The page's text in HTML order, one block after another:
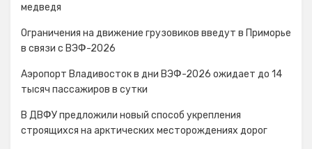
медведя
Ограничения на движение грузовиков введут в Приморье
в связи с ВЭФ-2026
Аэропорт Владивосток в дни ВЭФ-2026 ожидает до 14
тысяч пассажиров в сутки
В ДВФУ предложили новый способ укрепления
строящихся на арктических месторождениях дорог